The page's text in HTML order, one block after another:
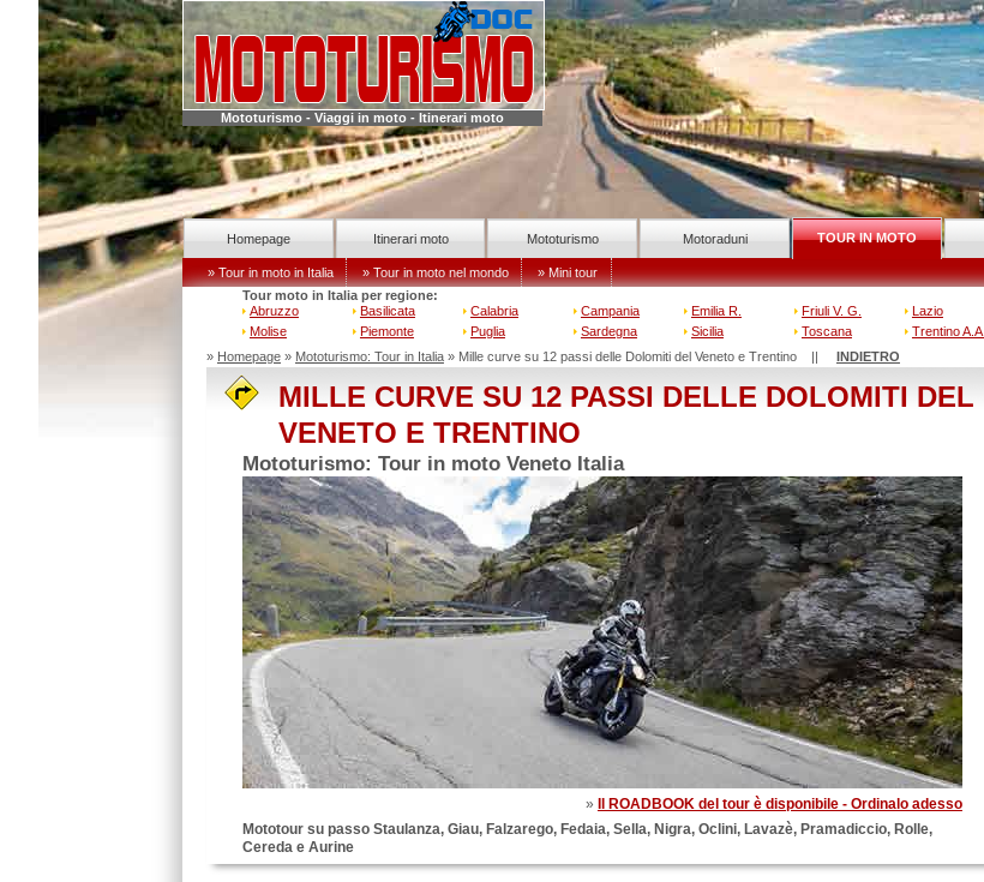
Mototurismo - Viaggi in moto - Itinerari moto
Homepage Itinerari moto Mototurismo Motoraduni TOUR IN MOTO
» Tour in moto in Italia » Tour in moto nel mondo
» Mini tour
Tour moto in Italia per regione:
Abruzzo
Basilicata Calabria Campania Emilia R. Friuli V. G. Lazio
Molise
Piemonte Puglia Sardegna Sicilia Toscana Trentino A.A.
» Homepage» Mototurismo: Tour in Italia» Mille curve su 12 passi delle Dolomiti del Veneto e Trentino || INDIETRO
MILLE CURVE SU 12 PASSI DELLE DOLOMITI DEL
VENETO E TRENTINO
Mototurismo: Tour in moto Veneto Italia
»
Il ROADBOOK del tour è disponibile - Ordinalo adesso
Mototour su passo Staulanza, Giau, Falzarego, Fedaia, Sella, Nigra, Oclini, Lavazè, Pramadiccio, Rolle,
Cereda e Aurine